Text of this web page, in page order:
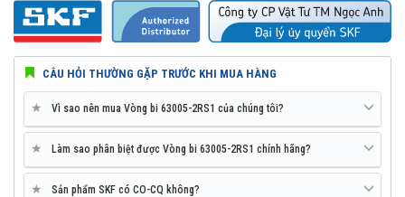
trên vòng bi.
Tuổi thọ của vòng bi SKF 63005-2RS1 thế hệ Explorer bền bỉ hơn rất
nhiều so với các hãng vòng bi khác trên thị trường, điều này đã được
hàng triệu khách hàng khắp nơi trên toàn thế giới kiểm chứng.
CÂU HỎI THƯỜNG GẶP TRƯỚC KHI MUA HÀNG
★ Vì sao nên mua Vòng bi 63005-2RS1 của chúng tôi?
★ Làm sao phân biệt được Vòng bi 63005-2RS1 chính hãng?
★ Sản phẩm SKF có CO-CQ không?